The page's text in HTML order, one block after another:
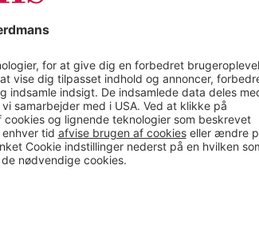
Egenskab
Højde
Materiale
Opsamlingsvolumen